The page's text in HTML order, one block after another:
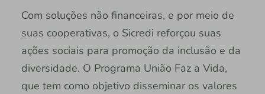
Com soluções não financeiras, e por meio de
suas cooperativas, o Sicredi reforçou suas
ações sociais para promoção da inclusão e da
diversidade. O Programa União Faz a Vida,
que tem como objetivo disseminar os valores